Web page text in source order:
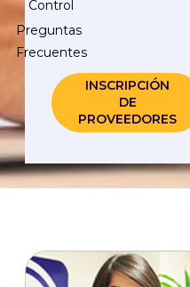
Control
Preguntas
Frecuentes
INSCRIPCIÓN
DE
PROVEEDORES